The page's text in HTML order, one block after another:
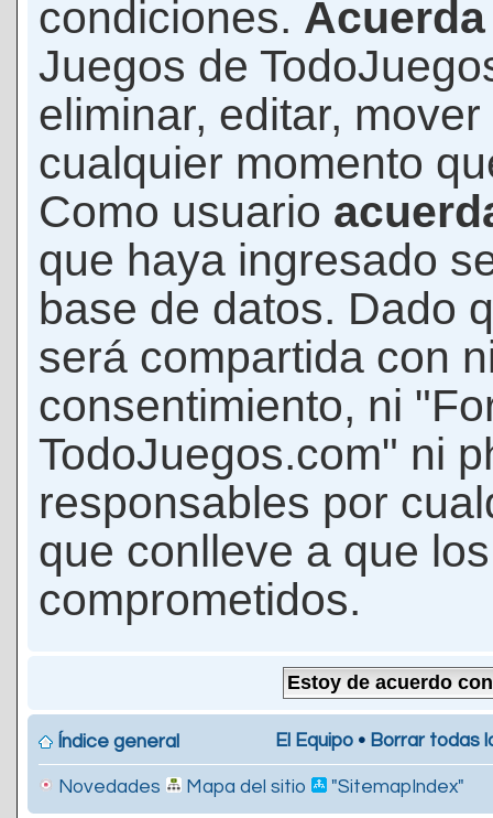
condiciones. Acuerda
Juegos de
eliminar, editar,
cualquier momento
Como usuario
que haya ingresado
base de datos. Dado
será compartida con
consentimiento, ni
TodoJuegos.com" ni
responsables por
que conlleve a que
comprometidos.
Índice general El Equipo • Borrar todas
Novedades Mapa del sitio "SitemapIndex"